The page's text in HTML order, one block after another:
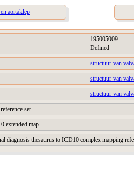
aortaklep
195005009
Defined
structuur van
structuur van
structuur van
set
extended map
diagnosis thesaurus to ICD10 complex mapping